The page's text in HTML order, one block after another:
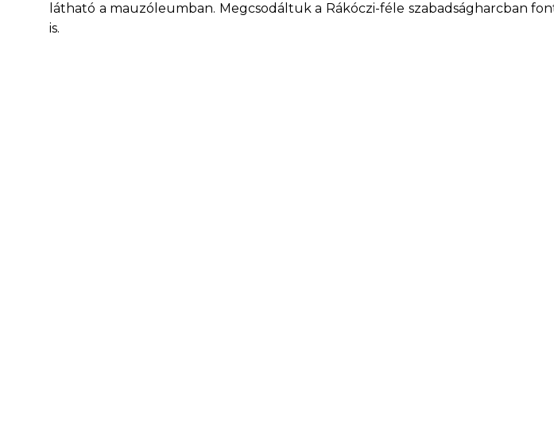
látható a mauzóleumban. Megcsodáltuk a Rákóczi-féle szabadságharcban
is.